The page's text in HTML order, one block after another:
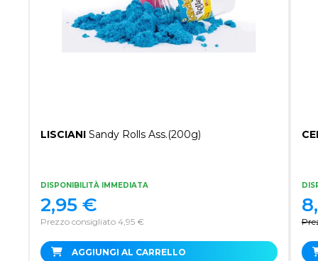
LISCIANI Sandy Rolls Ass.(200g)
DISPONIBILITÀ IMMEDIATA
Prezzo consigliato 4,95 €
2,95 €
AGGIUNGI AL CARRELLO